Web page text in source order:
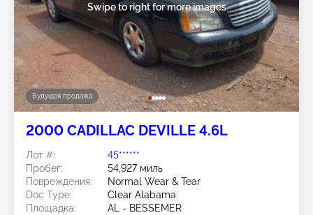
Будущая продажа
Swipe to right for more images
2000 CADILLAC DEVILLE 4.6L
Лот #:
45******
Пробег:
54,927 миль
Повреждения:
Normal Wear & Tear
Doc Type:
Clear Alabama
Площадка:
AL - BESSEMER